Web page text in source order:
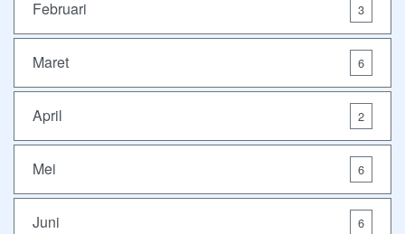
Februari 3
Maret 6
April 2
Mei 6
Juni 6